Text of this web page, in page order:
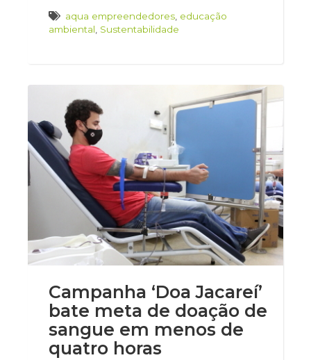
aqua empreendedores educação
ambiental Sustentabilidade
Campanha ‘Doa Jacareí’
bate meta de doação de
sangue em menos de
quatro horas